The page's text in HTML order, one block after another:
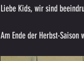
Liebe Kids, wir sind
Am Ende der Herbst-